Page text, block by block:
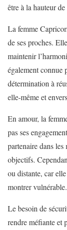
être à la hauteur de
La femme
de ses proches.
maintenir
également connue
détermination à
elle-même et
En amour, la
pas ses
partenaire dans les
objectifs.
ou distante, car
montrer vulnérable.
Le besoin de
rendre méfiante et